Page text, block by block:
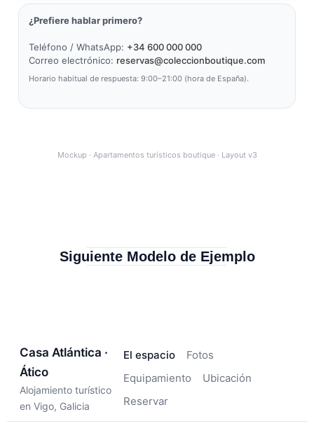
¿Prefiere hablar primero?
Teléfono / WhatsApp: +34 600 000 000
Correo electrónico: reservas@coleccionboutique.com
Horario habitual de respuesta: 9:00–21:00 (hora de España).
Mockup · Apartamentos turísticos boutique · Layout v3
Siguiente Modelo de Ejemplo
Casa Atlántica ·
Ático
Alojamiento turístico
en Vigo, Galicia
El espacio
Fotos
Equipamiento
Ubicación
Reservar